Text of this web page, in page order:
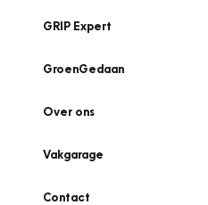
GRIP Expert
GroenGedaan
Over ons
Vakgarage
Contact